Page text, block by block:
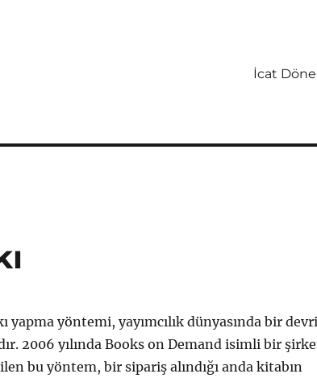
İcat
yapma yöntemi, yayımcılık dünyasında bir
2006 yılında Books on Demand isimli bir
bu yöntem, bir sipariş alındığı anda kitabın